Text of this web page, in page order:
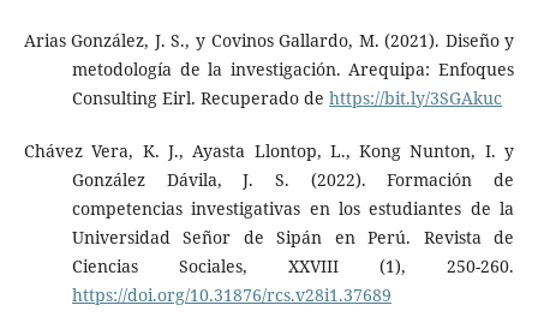
Arias González, J. S., y Covinos Gallardo, M. (2021). Diseño y
metodología de la investigación. Arequipa: Enfoques
Consulting Eirl. Recuperado de https://bit.ly/3SGAkuc
Chávez Vera, K. J., Ayasta Llontop, L., Kong Nunton, I. y
González Dávila, J. S. (2022). Formación de
competencias investigativas en los estudiantes de la
Universidad Señor de Sipán en Perú. Revista de
Ciencias Sociales, XXVIII (1), 250-260.
https://doi.org/10.31876/rcs.v28i1.37689